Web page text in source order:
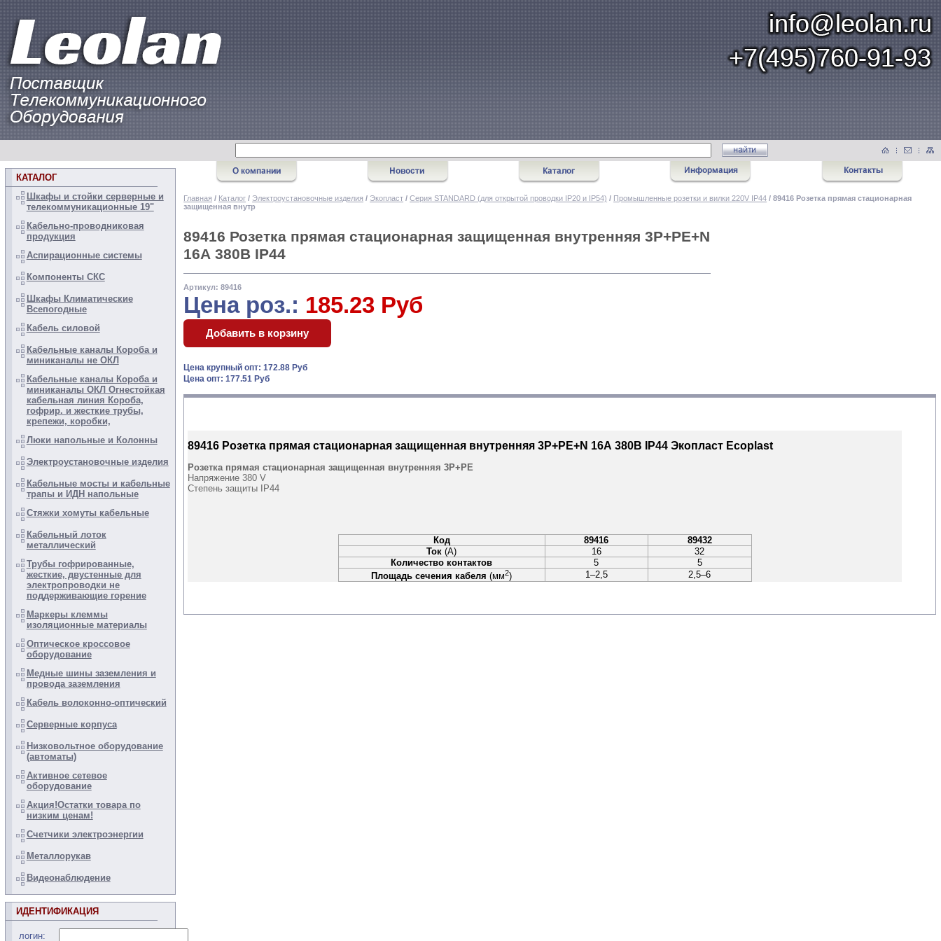
КАТАЛОГ
Шкафы и стойки серверные и
телекоммуникационные 19"
Кабельно-проводниковая
продукция
Аспирационные системы
Компоненты СКС
Шкафы Климатические
Всепогодные
Кабель силовой
Кабельные каналы Короба и
миниканалы не ОКЛ
Кабельные каналы Короба и
миниканалы ОКЛ Огнестойкая
кабельная линия Короба,
гофрир. и жесткие трубы,
крепежи, коробки,
Люки напольные и Колонны
Электроустановочные изделия
Кабельные мосты и кабельные
трапы и ИДН напольные
Стяжки хомуты кабельные
Кабельный лоток
металлический
Трубы гофрированные,
жесткие, двустенные для
электропроводки не
поддерживающие горение
Маркеры клеммы
изоляционные материалы
Оптическое кроссовое
оборудование
Медные шины заземления и
провода заземления
Кабель волоконно-оптический
Серверные корпуса
Низковольтное оборудование
(автоматы)
Активное сетевое
оборудование
Акция!Остатки товара по
низким ценам!
Счетчики электроэнергии
Металлорукав
Видеонаблюдение
ИДЕНТИФИКАЦИЯ
логин:
Главная / Каталог / Электроустановочные изделия / Экопласт /Серия STANDARD (для открытой проводки IP20 и IP54) / Промышленные розетки и вилки 220V IP44 / 89416 Розетка прямая стационарная
защищенная внутр
89416 Розетка прямая стационарная защищенная внутренняя 3Р+РЕ+N
16А 380В IP44
Артикул: 89416
Цена роз.: 185.23 Руб
Цена крупный опт: 172.88 Руб
Цена опт: 177.51 Руб
89416 Розетка прямая стационарная защищенная внутренняя 3Р+РЕ+N 16А 380В IP44 Экопласт Ecoplast
Розетка прямая стационарная защищенная внутренняя 3Р+РЕ
Напряжение 380 V
Степень защиты IP44
Код 89416
89432
Ток (А) 16
32
Количество контактов
5
5
Площадь сечения кабеля (мм2) 1–2,5 2,5–6